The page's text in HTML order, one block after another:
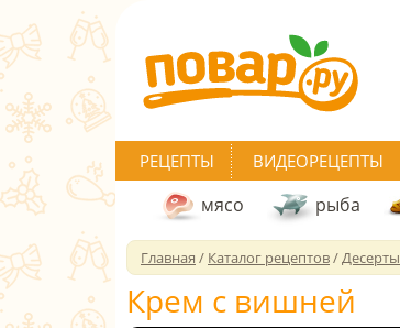
РЕЦЕПТЫ ВИДЕОРЕЦЕПТЫ
мясо рыба
Главная / Каталог рецептов/Десерты
Крем с вишней